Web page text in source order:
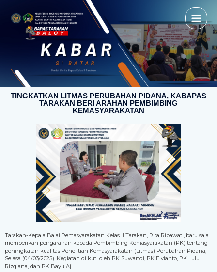
TINGKATKAN LITMAS PERUBAHAN PIDANA, KABAPAS
TARAKAN BERI ARAHAN PEMBIMBING
KEMASYARAKATAN
Tarakan-Kepala Balai Pemasyarakatan Kelas II Tarakan, Rita Ribawati, baru saja
memberikan pengarahan kepada Pembimbing Kemasyarakatan (PK) tentang
peningkatan kualitas Penelitian Kemasyarakatan (Litmas) Perubahan Pidana,
Selasa (04/03/2025). Kegiatan diikuti oleh PK Suwandi, PK Elvianto, PK Lulu
Rizqiana, dan PK Bayu Aji.